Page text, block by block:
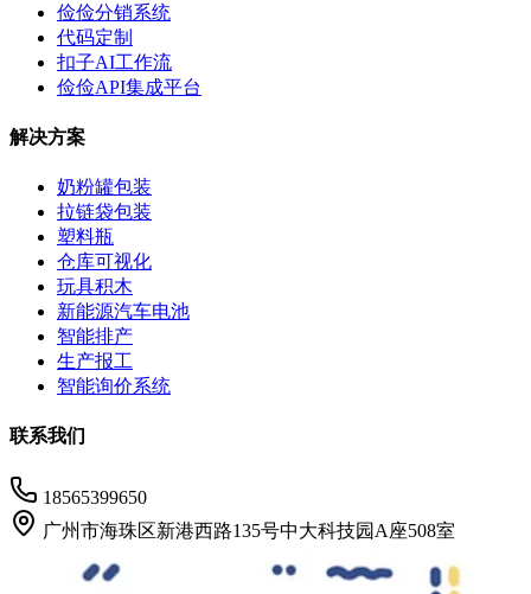
俭俭分销系统
代码定制
扣子AI工作流
俭俭API集成平台
解决方案
奶粉罐包装
拉链袋包装
塑料瓶
仓库可视化
玩具积木
新能源汽车电池
智能排产
生产报工
智能询价系统
联系我们
18565399650
广州市海珠区新港西路135号中大科技园A座508室